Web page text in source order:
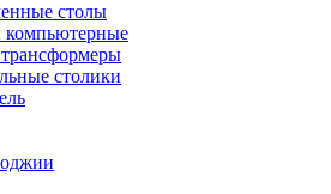
столы
столики